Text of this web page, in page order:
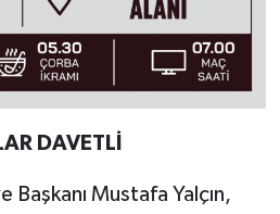
DAVETLİ
Başkanı Mustafa Yalçın,